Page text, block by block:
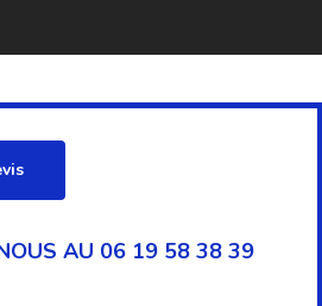
AU 06 19 58 38 39